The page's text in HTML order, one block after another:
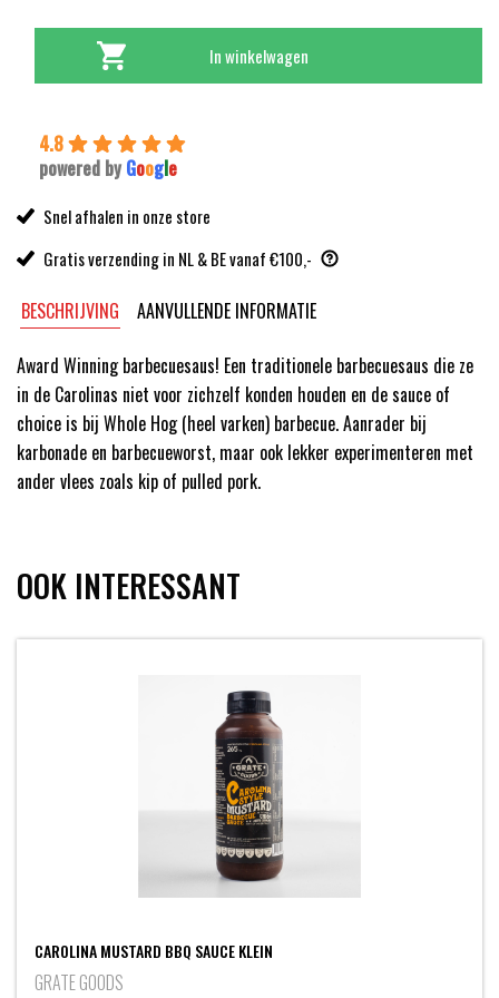
In winkelwagen
4.8
powered by Google
Snel afhalen in onze store
Gratis verzending in NL & BE vanaf €100,-
BESCHRIJVING AANVULLENDE INFORMATIE
Award Winning barbecuesaus! Een traditionele barbecuesaus die ze
in de Carolinas niet voor zichzelf konden houden en de sauce of
choice is bij Whole Hog (heel varken) barbecue. Aanrader bij
karbonade en barbecueworst, maar ook lekker experimenteren met
ander vlees zoals kip of pulled pork.
OOK INTERESSANT
CAROLINA MUSTARD BBQ SAUCE KLEIN
GRATE GOODS